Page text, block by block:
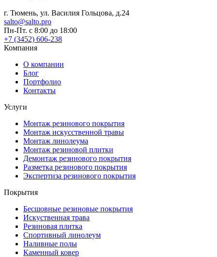
г. Тюмень, ул. Василия Гольцова, д.24
salto@salto.pro
Пн-Пт. с 8:00 до 18:00
+7 (3452) 606-238
Компания
О компании
Блог
Портфолио
Контакты
Услуги
Монтаж резинового покрытия
Монтаж искусственной травы
Монтаж линолеума
Монтаж резиновой плитки
Демонтаж резинового покрытия
Разметка резинового покрытия
Экспертиза резинового покрытия
Покрытия
Бесшовные резиновые покрытия
Искуственная трава
Резиновая плитка
Спортивный линолеум
Наливные полы
Каменный ковер